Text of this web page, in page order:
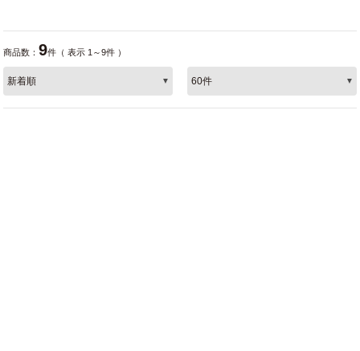
商品数：9件（ 表示 1～9件 ）